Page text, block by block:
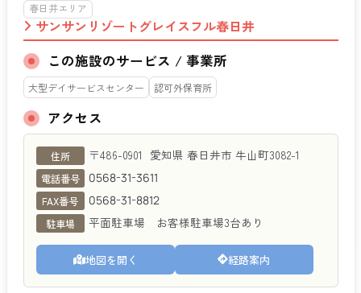
サンサンリゾートグレイスフル春日井
春日井エリア
この施設のサービス / 事業所
大型デイサービスセンター 認可外保育所
アクセス
サンサンリゾートグレイスフル春日井
住所 〒486-0901 愛知県 春日井市 牛山町3082-1
電話番号 0568-31-3611
FAX番号 0568-31-8812
駐車場 平面駐車場 お客様駐車場3台あり
地図を開く 経路案内